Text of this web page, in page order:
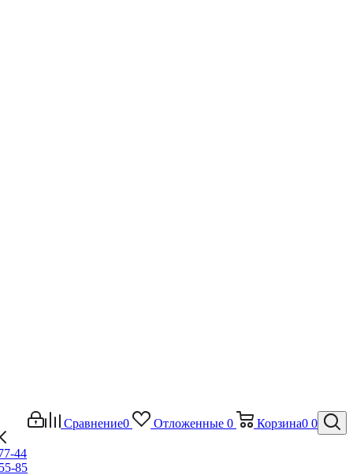
Сравнение0 Отложенные 0 Корзина0 0
44
85